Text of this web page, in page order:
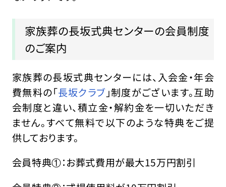
家族葬の長坂式典センターの会員制度
のご案内
家族葬の長坂式典センターには、入会金・年会
費無料の「長坂クラブ 」制度がございます。互助
会制度と違い、積立金・解約金を一切いただき
ません。すべて無料で以下のような特典をご提
供しております。
会員特典①：お葬式費用が最大15万円割引